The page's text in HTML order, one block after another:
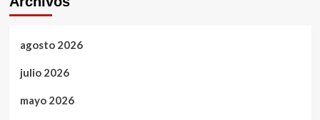
agosto 2026
julio 2026
mayo 2026